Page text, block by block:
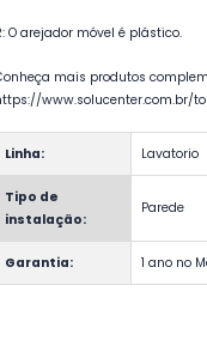
O arejador móvel é plástico.
mais produtos
www.solucenter.com.br/
Linha: Lavatorio
Tipo de
instalação:
Parede
Garantia: 1 ano no